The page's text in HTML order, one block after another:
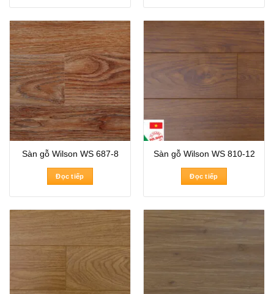
Sàn gỗ Wilson WS 687-8
Đọc tiếp
Sàn gỗ Wilson WS 810-12
Đọc tiếp